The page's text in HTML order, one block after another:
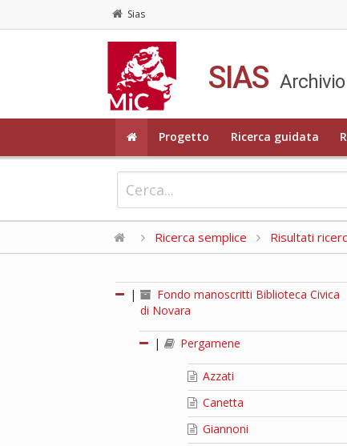
Sias
SIAS
Progetto Ricerca guidata
Ricerca semplice Risultati
|
Fondo manoscritti Biblioteca Civica
di Novara
| Pergamene
Azzati
Canetta
Giannoni